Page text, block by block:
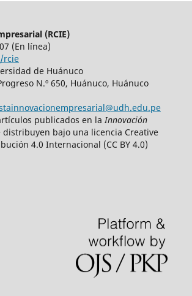
(RCIE)
(En línea)
rcie
de Huánuco
N.º 650, Huánuco, Huánuco
publicados en la Innovación
bajo una licencia Creative
4.0 Internacional (CC BY 4.0)